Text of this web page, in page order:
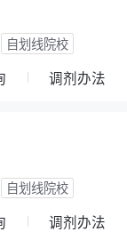
自划线院校
调剂办法
自划线院校
调剂办法